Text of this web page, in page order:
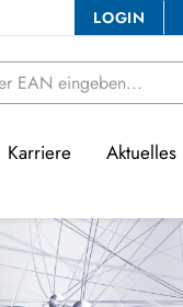
LOGIN
Karriere Aktuelles